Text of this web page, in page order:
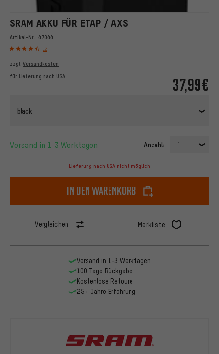
SRAM AKKU FÜR ETAP / AXS
Artikel-Nr.: 47044
12
37,99€
zzgl. Versandkosten
für Lieferung nach USA
black
Versand in 1-3 Werktagen Anzahl: 1
Lieferung nach USA nicht möglich
In den Warenkorb
Vergleichen Merkliste
Versand in 1-3 Werktagen
100 Tage Rückgabe
Kostenlose Retoure
25+ Jahre Erfahrung
SRAM